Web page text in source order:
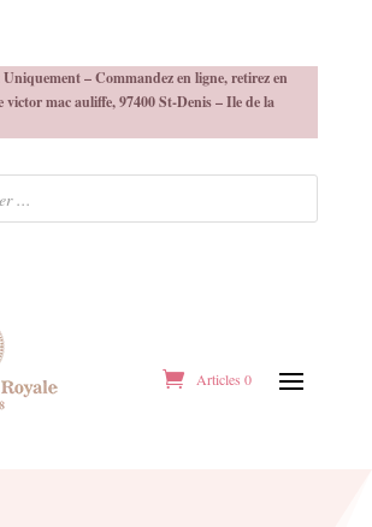
– Commandez en ligne, retirez en
mac auliffe, 97400 St-Denis – Ile de la
Articles 0